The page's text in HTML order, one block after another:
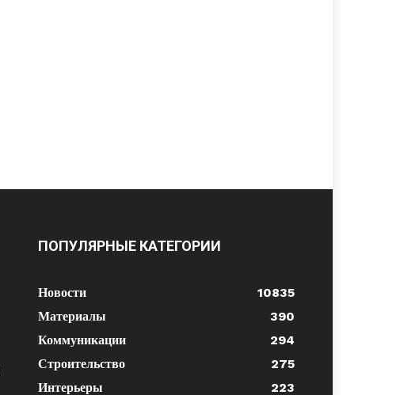
ПОПУЛЯРНЫЕ КАТЕГОРИИ
Новости
10835
Материалы
390
Коммуникации
294
Строительство
275
Интерьеры
223